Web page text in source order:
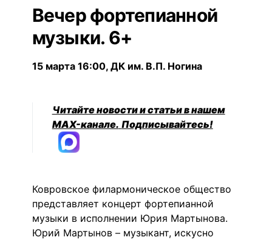
Вечер фортепианной
музыки. 6+
15 марта 16:00, ДК им. В.П. Ногина
Читайте новости и статьи в нашем
MAX-канале. Подписывайтесь!
Ковровское филармоническое общество
представляет концерт фортепианной
музыки в исполнении Юрия Мартынова.
Юрий Мартынов – музыкант, искусно